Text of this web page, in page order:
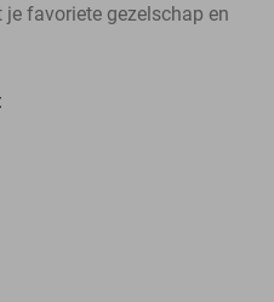
favoriete gezelschap en